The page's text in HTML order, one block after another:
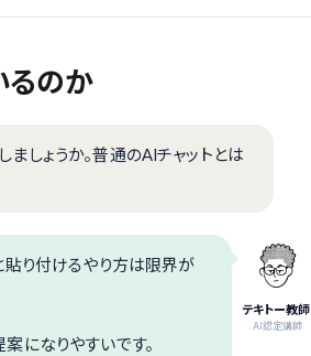
るのか
しょうか。普通のAIチャットとは
テキトー教師
.AI認定講師
貼り付けるやり方は限界が
になりやすいです。